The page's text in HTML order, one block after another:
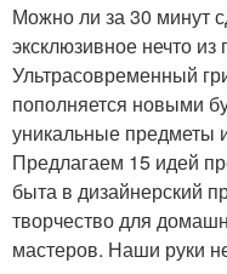
Можно ли за 30 минут
эксклюзивное нечто
Ультрасовременный
пополняется новыми
уникальные предметы
Предлагаем 15 идей
быта в дизайнерский
творчество для
мастеров. Наши руки